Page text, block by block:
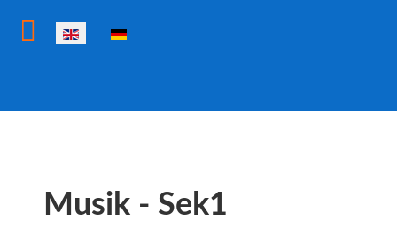
Select your language
Musik - Sek1